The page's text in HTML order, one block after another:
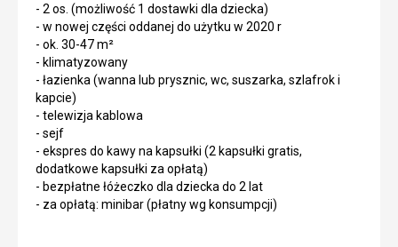
- 2 os. (możliwość 1 dostawki dla dziecka)
- w nowej części oddanej do użytku w 2020 r
- ok. 30-47 m²
- klimatyzowany
- łazienka (wanna lub prysznic, wc, suszarka, szlafrok i
kapcie)
- telewizja kablowa
- sejf
- ekspres do kawy na kapsułki (2 kapsułki gratis,
dodatkowe kapsułki za opłatą)
- bezpłatne łóżeczko dla dziecka do 2 lat
- za opłatą: minibar (płatny wg konsumpcji)